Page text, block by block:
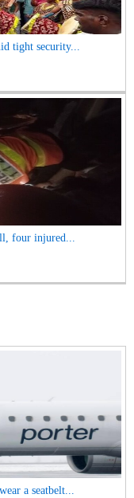
tight security...
four injured...
a seatbelt...